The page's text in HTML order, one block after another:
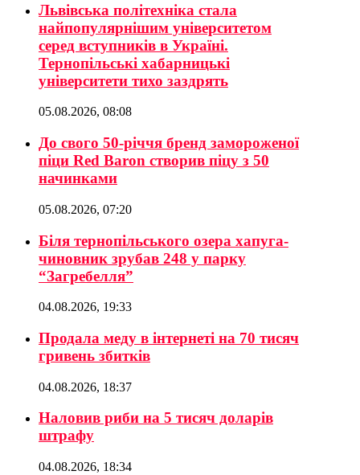
Львівська політехніка стала
найпопулярнішим університетом
серед вступників в Україні.
Тернопільські хабарницькі
університети тихо заздрять
05.08.2026, 08:08
До свого 50-річчя бренд замороженої
піци Red Baron створив піцу з 50
начинками
05.08.2026, 07:20
Біля тернопільського озера хапуга-
чиновник зрубав 248 у парку
“Загребелля”
04.08.2026, 19:33
Продала меду в інтернеті на 70 тисяч
гривень збитків
04.08.2026, 18:37
Наловив риби на 5 тисяч доларів
штрафу
04.08.2026, 18:34